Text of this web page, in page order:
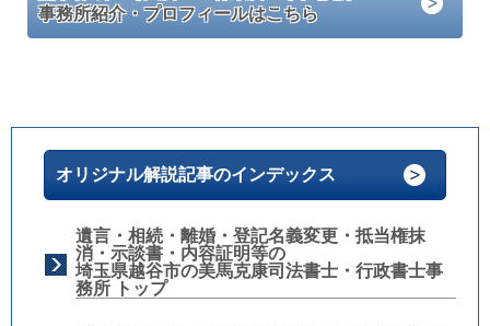
事務所紹介・プロフィールはこちら
オリジナル解説記事のインデックス
遺言・相続・離婚・登記名義変更・抵当権抹
消・示談書・内容証明等の
埼玉県越谷市の美馬克康司法書士・行政書士事
務所 トップ